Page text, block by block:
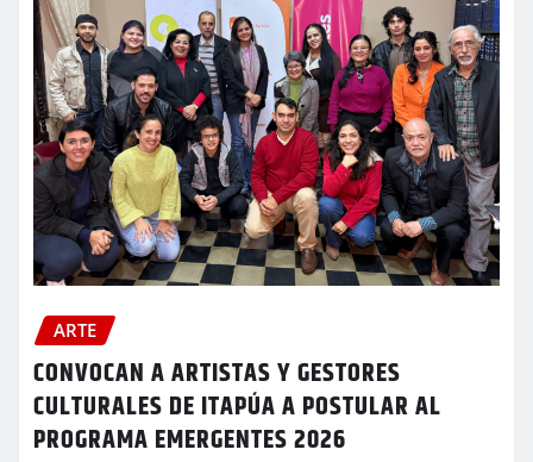
ARTE
CONVOCAN A ARTISTAS Y GESTORES
CULTURALES DE ITAPÚA A POSTULAR AL
PROGRAMA EMERGENTES 2026